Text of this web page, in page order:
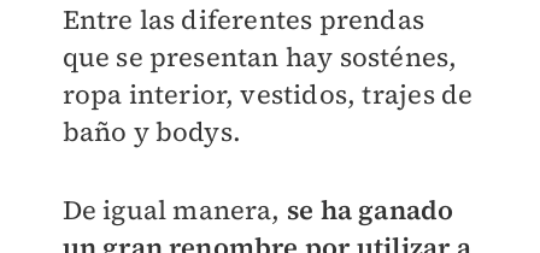
Entre las diferentes prendas
que se presentan hay sosténes,
ropa interior, vestidos, trajes de
baño y bodys.
De igual manera, se ha ganado